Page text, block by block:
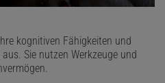
kognitiven Fähigkeiten und
Sie nutzen Werkzeuge und